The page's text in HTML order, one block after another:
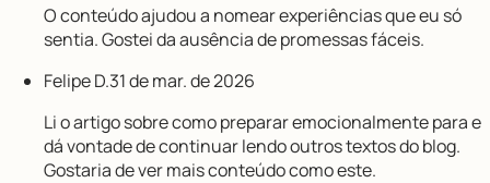
O conteúdo ajudou a nomear experiências que eu só
sentia. Gostei da ausência de promessas fáceis.
Felipe D.31 de mar. de 2026
Li o artigo sobre como preparar emocionalmente para e
dá vontade de continuar lendo outros textos do blog.
Gostaria de ver mais conteúdo como este.